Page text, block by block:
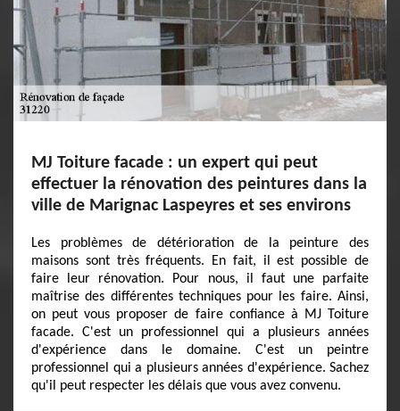
MJ Toiture facade : un expert qui peut
effectuer la rénovation des peintures dans la
ville de Marignac Laspeyres et ses environs
Les problèmes de détérioration de la peinture des
maisons sont très fréquents. En fait, il est possible de
faire leur rénovation. Pour nous, il faut une parfaite
maîtrise des différentes techniques pour les faire. Ainsi,
on peut vous proposer de faire confiance à MJ Toiture
facade. C'est un professionnel qui a plusieurs années
d'expérience dans le domaine. C'est un peintre
professionnel qui a plusieurs années d'expérience. Sachez
qu'il peut respecter les délais que vous avez convenu.